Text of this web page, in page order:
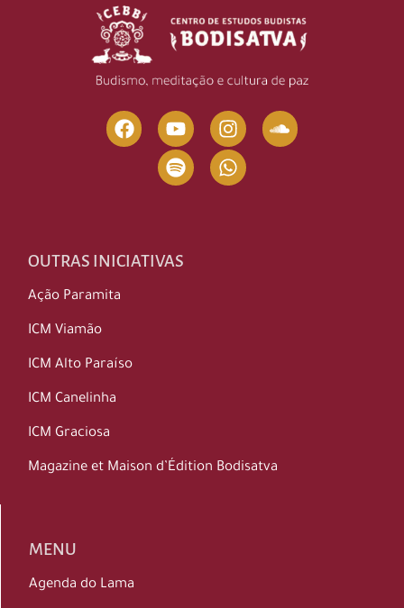
OUTRAS INICIATIVAS
Ação Paramita
ICM Viamão
ICM Alto Paraíso
ICM Canelinha
ICM Graciosa
Magazine et Maison d’Édition Bodisatva
MENU
Agenda do Lama